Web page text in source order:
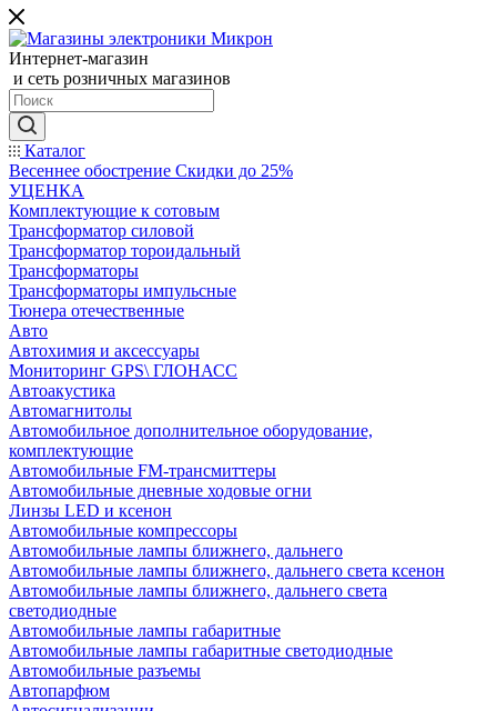
Интернет-магазин
и сеть розничных магазинов
Каталог
Весеннее обострение Скидки до 25%
УЦЕНКА
Комплектующие к сотовым
Трансформатор силовой
Трансформатор тороидальный
Трансформаторы
Трансформаторы импульсные
Тюнера отечественные
Авто
Автохимия и аксессуары
Мониторинг GPS\ ГЛОНАСС
Автоакустика
Автомагнитолы
Автомобильное дополнительное оборудование,
комплектующие
Автомобильные FM-трансмиттеры
Автомобильные дневные ходовые огни
Линзы LED и ксенон
Автомобильные компрессоры
Автомобильные лампы ближнего, дальнего
Автомобильные лампы ближнего, дальнего света ксенон
Автомобильные лампы ближнего, дальнего света
светодиодные
Автомобильные лампы габаритные
Автомобильные лампы габаритные светодиодные
Автомобильные разъемы
Автопарфюм